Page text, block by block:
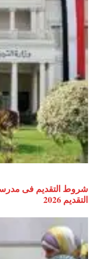
شروط التقديم فى
التقديم 2026